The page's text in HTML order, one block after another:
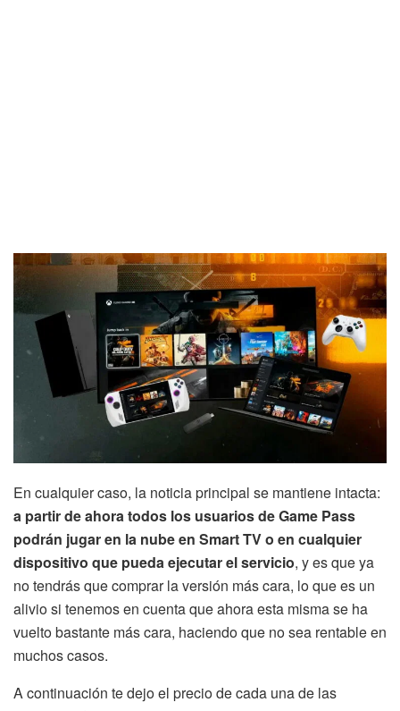
En cualquier caso, la noticia principal se mantiene intacta:
a partir de ahora todos los usuarios de Game Pass
podrán jugar en la nube en Smart TV o en cualquier
dispositivo que pueda ejecutar el servicio, y es que ya
no tendrás que comprar la versión más cara, lo que es un
alivio si tenemos en cuenta que ahora esta misma se ha
vuelto bastante más cara, haciendo que no sea rentable en
muchos casos.
A continuación te dejo el precio de cada una de las